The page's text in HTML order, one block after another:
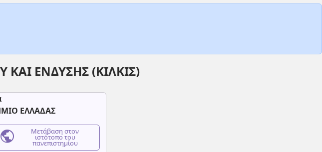
ΕΝΔΥΣΗΣ (ΚΙΛΚΙΣ)
ΕΛΛΑΔΑΣ
public Μετάβαση στον
ιστότοπο του
πανεπιστημίου